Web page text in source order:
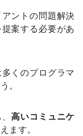
ントの問題解決
案する必要があ
くのプログラマ
。
、高いコミュニケ
ます。